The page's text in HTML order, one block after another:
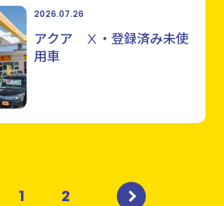
2026.07.26
アクア Ⅹ・登録済み未使
用車
1 2